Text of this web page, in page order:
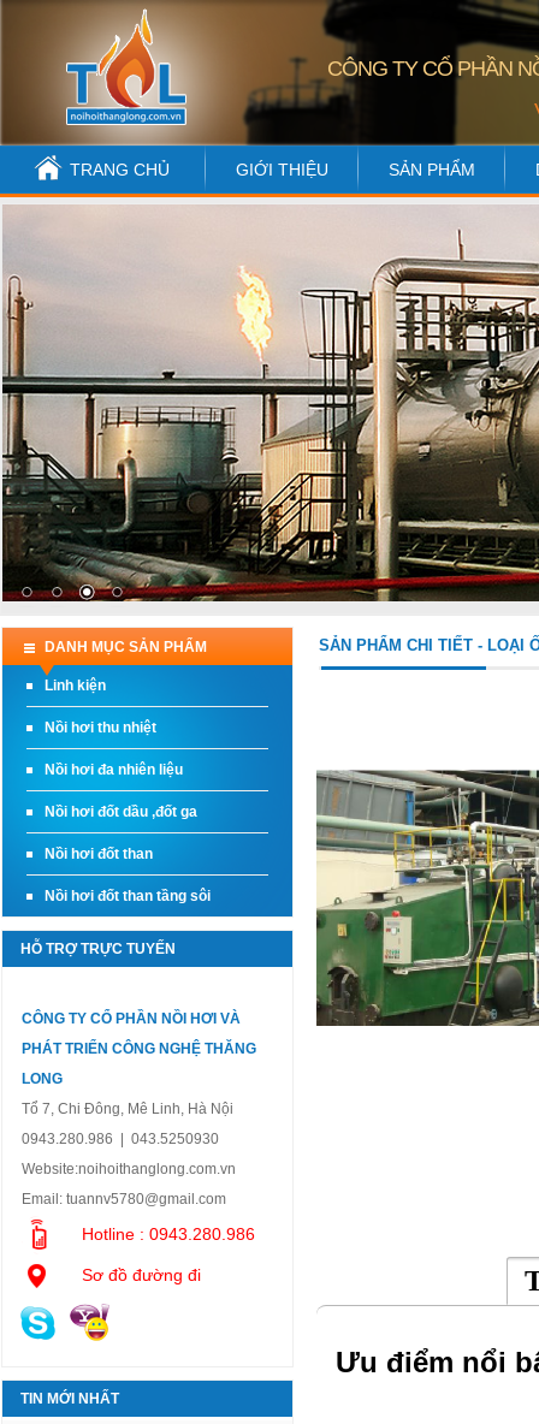
CÔNG TY CỔ PHẦN
TRANG CHỦ GIỚI THIỆU SẢN PHẨM
DANH MỤC SẢN PHẨM
Linh kiện
Nồi hơi thu nhiệt
Nồi hơi đa nhiên liệu
Nồi hơi đốt dầu ,đốt ga
Nồi hơi đốt than
Nồi hơi đốt than tầng sôi
HỖ TRỢ TRỰC TUYẾN
CÔNG TY CỔ PHẦN NỒI HƠI VÀ
PHÁT TRIỂN CÔNG NGHỆ THĂNG
LONG
Tổ 7, Chi Đông, Mê Linh, Hà Nội
0943.280.986 | 043.5250930
Website:noihoithanglong.com.vn
Email: tuannv5780@gmail.com
Hotline : 0943.280.986
Sơ đồ đường đi
TIN MỚI NHẤT
SẢN PHẨM CHI TIẾT - LOẠI
Ưu điểm nổi